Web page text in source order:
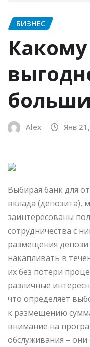
БИЗНЕС
Alex Янв
Выбирая банк для
вклада (депозита),
заинтересованы
сотрудничества с
размещения
накапливать в
их без потери
различные
что определяет
к размещению
внимание на
обслуживания –